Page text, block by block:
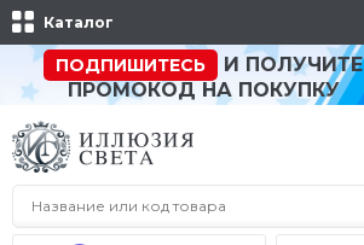
Каталог
ПОДПИШИТЕСЬ
И ПОЛУЧИТЕ
ПРОМОКОД НА ПОКУПКУ